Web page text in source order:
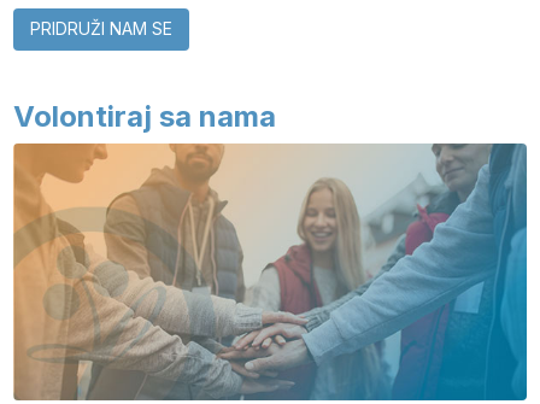
PRIDRUŽI NAM SE
Volontiraj sa nama